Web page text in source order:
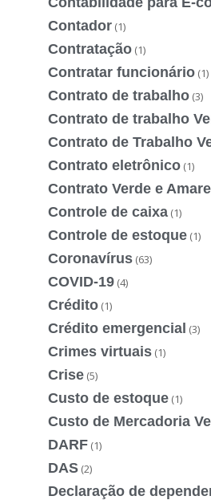
Contador (1)
Contratação (1)
Contratar funcionário (1)
Contrato de trabalho (3)
Contrato de trabalho
Contrato de Trabalho
Contrato eletrônico (1)
Contrato Verde e
Controle de caixa (1)
Controle de estoque (1)
Coronavírus (63)
COVID-19 (4)
Crédito (1)
Crédito emergencial (3)
Crimes virtuais (1)
Crise (5)
Custo de estoque (1)
Custo de Mercadoria
DARF (1)
DAS (2)
Declaração de